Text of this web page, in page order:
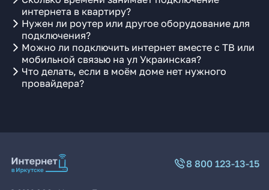
интернета в квартиру?
Нужен ли роутер или другое оборудование для
подключения?
Можно ли подключить интернет вместе с ТВ или
мобильной связью на ул Украинская?
Что делать, если в моём доме нет нужного
провайдера?
8 800 123-13-15